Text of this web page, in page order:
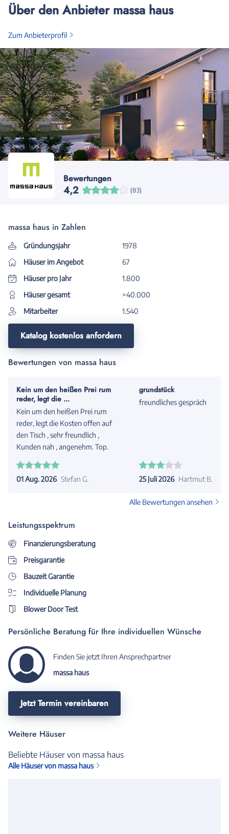
Über den Anbieter massa haus
Zum Anbieterprofil
Bewertungen
4,2 (83)
massa haus in Zahlen
Gründungsjahr
1978
Häuser im Angebot
67
Häuser pro Jahr
1.800
Häuser gesamt
>40.000
Mitarbeiter
1.540
Katalog kostenlos anfordern
Bewertungen von massa haus
Kein um den heißen Prei rum
reder, legt die ...
Kein um den heißen Prei rum
reder, legt die Kosten offen auf
den Tisch , sehr freundlich ,
Kunden nah , angenehm. Top.
01 Aug. 2026 Stefan G.
grundstück
freundliches gespräch
25 Juli 2026 Hartmut B.
Alle Bewertungen ansehen
Leistungsspektrum
Finanzierungsberatung
Preisgarantie
Bauzeit Garantie
Individuelle Planung
Blower Door Test
Persönliche Beratung für Ihre individuellen Wünsche
Finden Sie jetzt Ihren Ansprechpartner
massa haus
Jetzt Termin vereinbaren
Weitere Häuser
Beliebte Häuser von massa haus
Alle Häuser von massa haus